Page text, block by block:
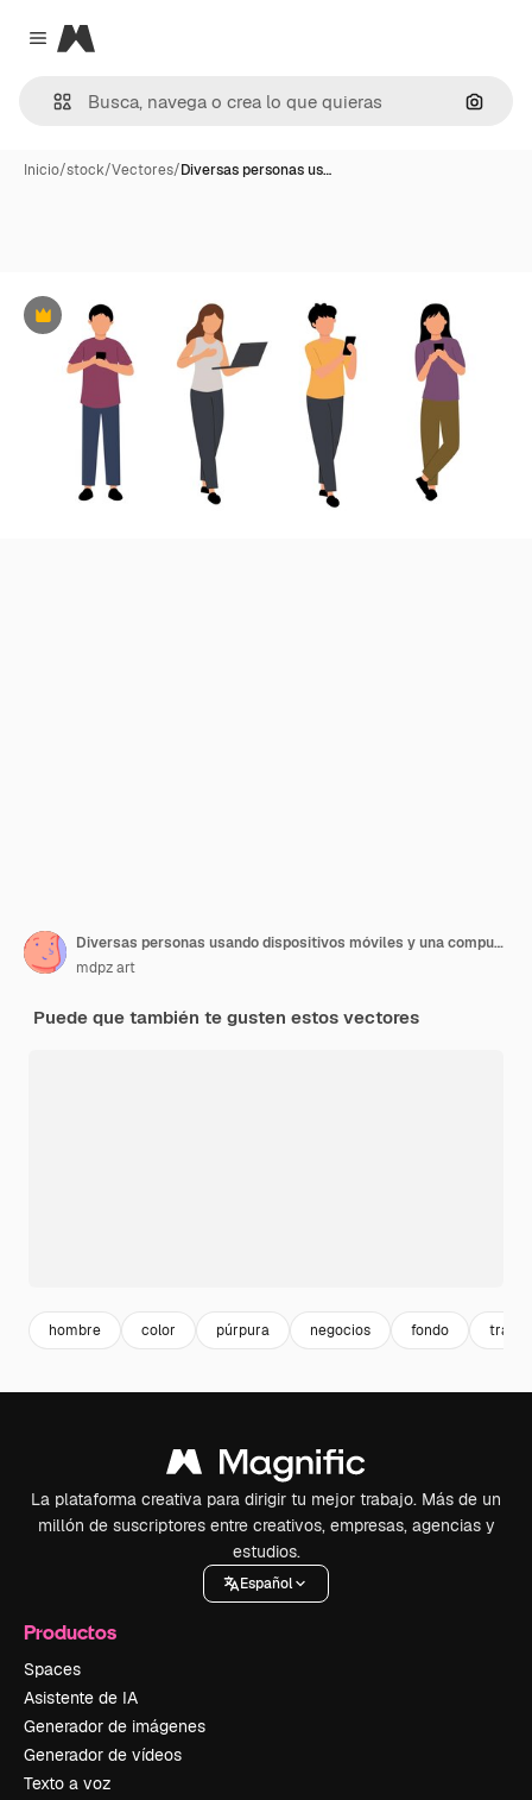
Close menu
Magnific
Inicio/stock/Vectores/Diversas personas us…
Premium
Diversas personas usando dispositivos móviles y una computadora portátil que muestran tecnología moderna
mdpz art
Puede que también te gusten estos vectores
hombre color púrpura negocios fondo
La plataforma creativa para dirigir tu mejor trabajo. Más de un
millón de suscriptores entre creativos, empresas, agencias y
estudios.
Español
Productos
Spaces
Asistente de IA
Generador de imágenes
Generador de vídeos
Texto a voz